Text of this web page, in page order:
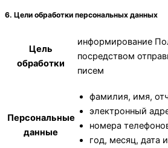
6. Цели обработки персональных данных
Цель
обработки
информирование
посредством
писем
Персональные
данные
фамилия, имя,
электронный
номера
год, месяц, дата